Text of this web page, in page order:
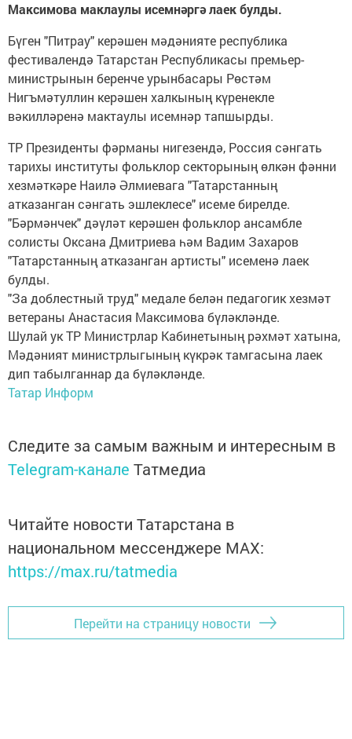
Максимова маклаулы исемнәргә лаек булды.
Бүген "Питрау" керәшен мәдәнияте республика
фестивалендә Татарстан Республикасы премьер-
министрынын беренче урынбасары Рөстәм
Нигъмәтуллин керәшен халкының күренекле
вәкилләренә мактаулы исемнәр тапшырды.
ТР Президенты фәрманы нигезендә, Россия сәнгать
тарихы институты фольклор секторының өлкән фәнни
хезмәткәре Наилә Әлмиевага "Татарстанның
атказанган сәнгать эшлеклесе" исеме бирелде.
"Бәрмәнчек" дәүләт керәшен фольклор ансамбле
солисты Оксана Дмитриева һәм Вадим Захаров
"Татарстанның атказанган артисты" исеменә лаек
булды.
"За доблестный труд" медале белән педагогик хезмәт
ветераны Анастасия Максимова бүләкләнде.
Шулай ук ТР Министрлар Кабинетының рәхмәт хатына,
Мәдәният министрлыгының күкрәк тамгасына лаек
дип табылганнар да бүләкләнде.
Татар Информ
Следите за самым важным и интересным в
Telegram-канале Татмедиа
Читайте новости Татарстана в
национальном мессенджере MАХ:
https://max.ru/tatmedia
Перейти на страницу новости